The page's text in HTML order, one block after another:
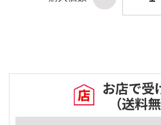
お店で受
（送料